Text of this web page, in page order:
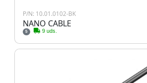
P/N: 10.01.0102-BK
NANO CABLE
5 9 uds.